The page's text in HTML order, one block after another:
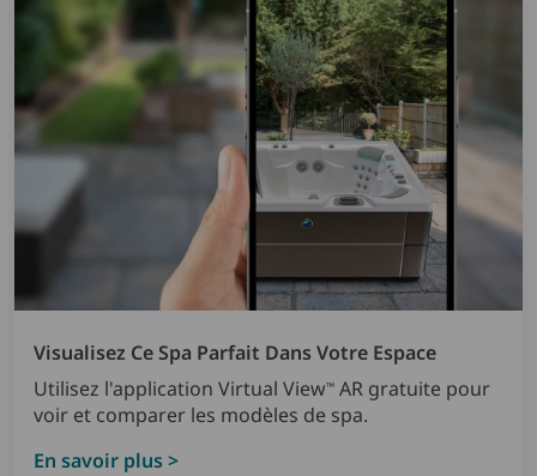
Visualisez Ce Spa Parfait Dans Votre Espace
Utilisez l'application Virtual View™ AR gratuite pour
voir et comparer les modèles de spa.
En savoir plus >